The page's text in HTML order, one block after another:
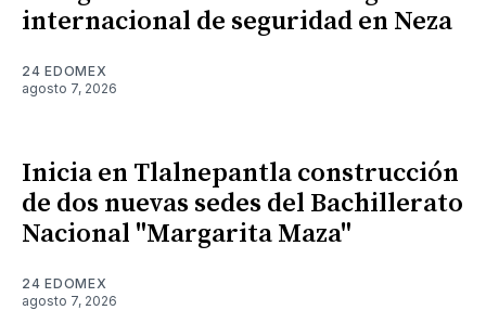
internacional de seguridad en Neza
24 EDOMEX
agosto 7, 2026
Inicia en Tlalnepantla construcción
de dos nuevas sedes del Bachillerato
Nacional "Margarita Maza"
24 EDOMEX
agosto 7, 2026